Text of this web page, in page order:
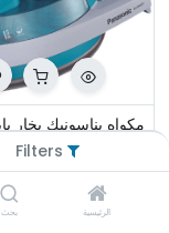
Filters
الرئيسية بحث
3,300.000
E£